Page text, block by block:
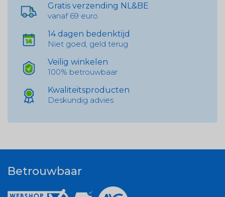
Gratis verzending NL&BE
vanaf 69 euro
14 dagen bedenktijd
Niet goed, geld terug
Veilig winkelen
100% betrouwbaar
Kwaliteitsproducten
Deskundig advies
Betrouwbaar